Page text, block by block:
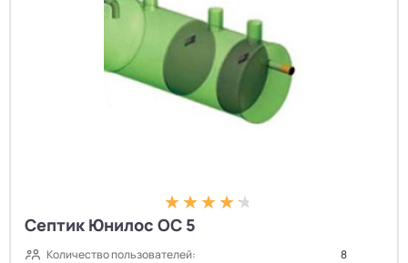
Септик Юнилос ОС 5
Количество пользователей:
8